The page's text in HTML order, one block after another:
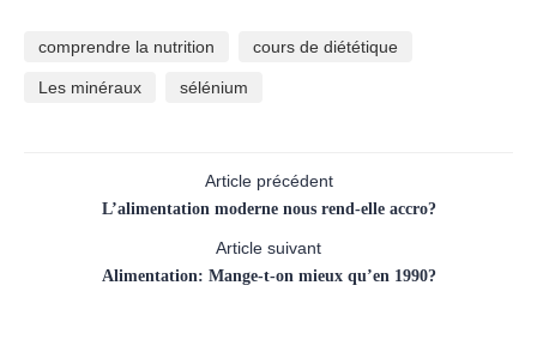
comprendre la nutrition cours de diététique
Les minéraux sélénium
Article précédent
L’alimentation moderne nous rend-elle accro?
Article suivant
Alimentation: Mange-t-on mieux qu’en 1990?